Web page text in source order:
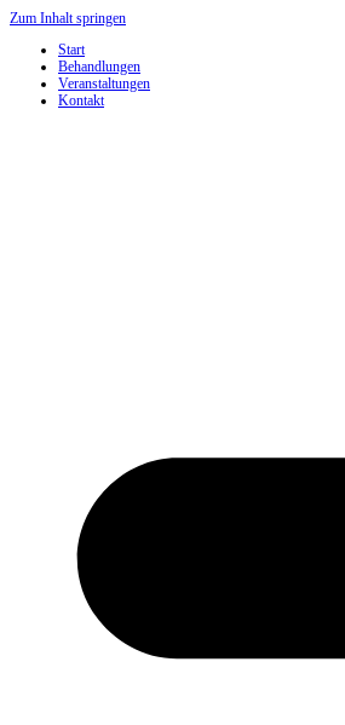
Zum Inhalt springen
Start
Behandlungen
Veranstaltungen
Kontakt